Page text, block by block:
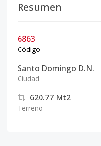
Resumen
6863
Código
Santo Domingo D.N.
Ciudad
620.77 Mt2
Terreno